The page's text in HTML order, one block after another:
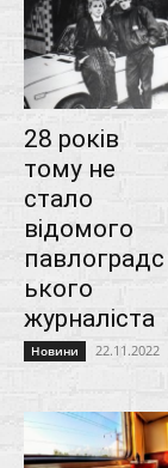
28 років
тому не
стало
відомого
павлоградс
ького
журналіста
Новини 22.11.2022